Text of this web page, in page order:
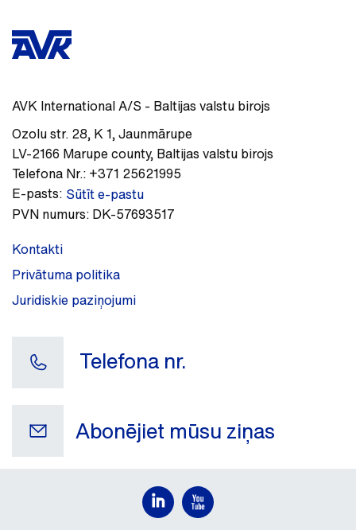
AVK International A/S - Baltijas valstu birojs
Ozolu str. 28, K 1,Jaunmārupe
LV-2166 Marupe county, Baltijas valstu birojs
Telefona Nr.: +371 25621995
E-pasts: Sūtīt e-pastu
PVN numurs: DK-57693517
Kontakti
Privātuma politika
Juridiskie paziņojumi
Telefona nr.
Abonējiet mūsu ziņas
Jūsu e-pasts